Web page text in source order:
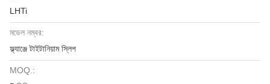
LHTi
মডেল নম্বর:
ফ্ল্যাঞ্জে টাইটানিয়াম স্লিপ
MOQ.: